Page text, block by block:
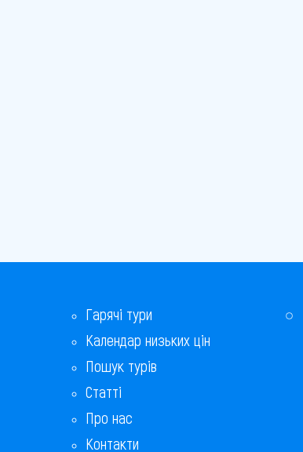
Гарячі тури
Календар низьких цін
Пошук турів
Статті
Про нас
Контакти